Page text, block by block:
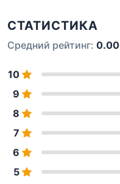
СТАТИСТИКА
Средний рейтинг: 0.00
10
9
8
7
6
5